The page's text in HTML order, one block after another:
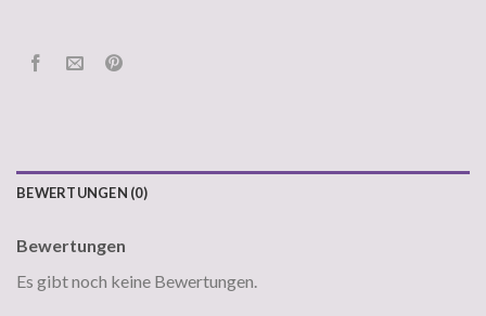
BEWERTUNGEN (0)
Bewertungen
Es gibt noch keine Bewertungen.